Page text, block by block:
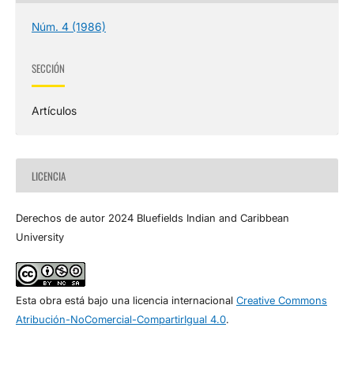
Núm. 4 (1986)
SECCIÓN
Artículos
LICENCIA
Derechos de autor 2024 Bluefields Indian and Caribbean
University
Esta obra está bajo una licencia internacional Creative Commons
Atribución-NoComercial-CompartirIgual 4.0.